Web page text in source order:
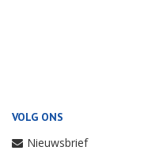
VOLG ONS
Nieuwsbrief